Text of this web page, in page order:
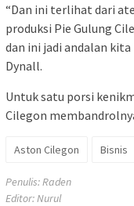
“Dan ini terlihat dari
produksi Pie Gulung
dan ini jadi andalan kita
Dynall.
Untuk satu porsi
Cilegon
Aston Cilegon Bisnis
Penulis: Raden
Editor: Nurul